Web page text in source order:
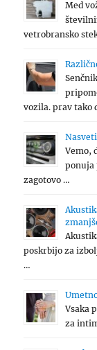
Med
vetrobransko
vozila. prav tako
Vemo,
ponuja
zagotovo …
poskrbijo za
…
Vsaka
za